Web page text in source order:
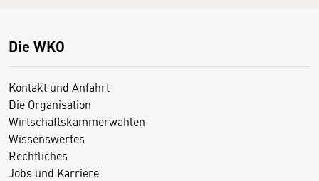
Die WKO
Kontakt und Anfahrt
Die Organisation
Wirtschaftskammerwahlen
Wissenswertes
Rechtliches
Jobs und Karriere